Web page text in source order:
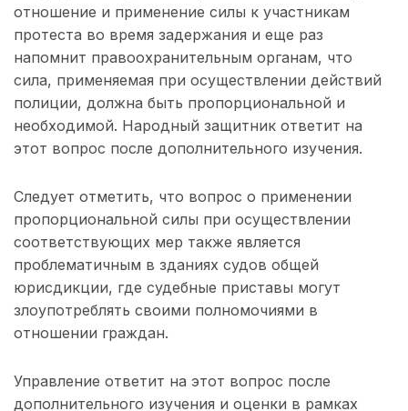
отношение и применение силы к участникам
протеста во время задержания и еще раз
напомнит правоохранительным органам, что
сила, применяемая при осуществлении действий
полиции, должна быть пропорциональной и
необходимой. Народный защитник ответит на
этот вопрос после дополнительного изучения.
Следует отметить, что вопрос о применении
пропорциональной силы при осуществлении
соответствующих мер также является
проблематичным в зданиях судов общей
юрисдикции, где судебные приставы могут
злоупотреблять своими полномочиями в
отношении граждан.
Управление ответит на этот вопрос после
дополнительного изучения и оценки в рамках